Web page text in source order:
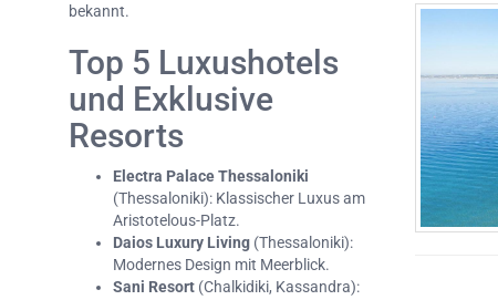
bekannt.
Top 5 Luxushotels
und Exklusive
Resorts
Electra Palace Thessaloniki
(Thessaloniki): Klassischer Luxus am
Aristotelous-Platz.
Daios Luxury Living (Thessaloniki):
Modernes Design mit Meerblick.
Sani Resort (Chalkidiki, Kassandra):